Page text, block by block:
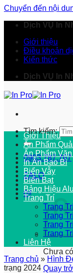
Chuyển đến nội
Dịch VỤ In
Giới thiệu
Điều khoản
Kiến thức
Dịch VỤ In
Tìm kiếm:
0903.787.767
ZALO
0₫
Chưa
Quay
Giới Thiệu
Ấn Phẩm
Ấn Phẩm
In Ấn Bao Bì
Biển Vẫy
Biển Bạt
Bảng Hiệu Alu
Trang Trí
Trang
Trang
Trang
Trang
Liên Hệ
Trang chủ » Hình
trạng 2024